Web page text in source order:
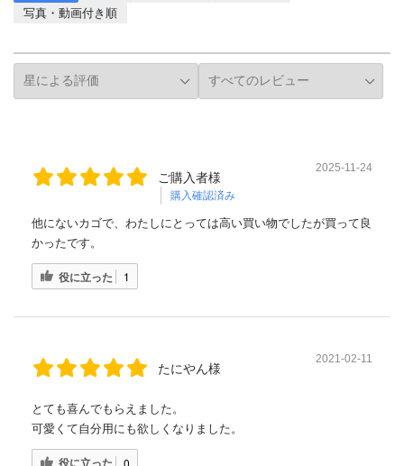
写真・動画付き順
ご購入者様
購入確認済み
2025-11-24
他にないカゴで、わたしにとっては高い買い物でしたが買って良
かったです。
役に立った 1
たにやん様
2021-02-11
とても喜んでもらえました。
可愛くて自分用にも欲しくなりました。
役に立った 0